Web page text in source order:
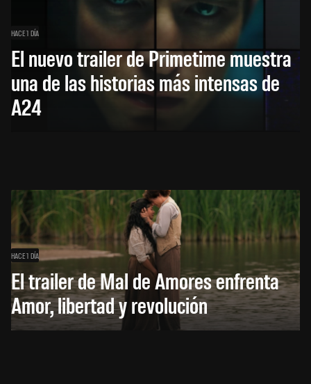
HACE 1 DÍA
El nuevo trailer de Primetime muestra
una de las historias más intensas de
A24
HACE 1 DÍA
El trailer de Mal de Amores enfrenta
Amor, libertad y revolución